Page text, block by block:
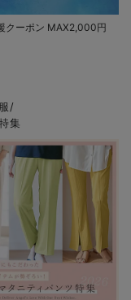
クーポン MAX2,000円
/
集